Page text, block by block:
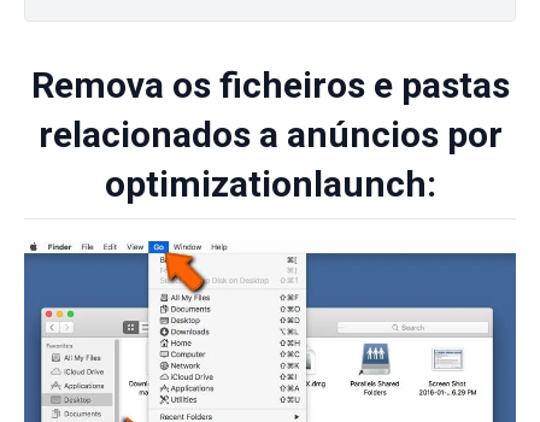
Remova os ficheiros e pastas
relacionados a anúncios por
optimizationlaunch: